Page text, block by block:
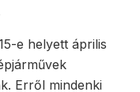
e helyett április
Erről mindenki